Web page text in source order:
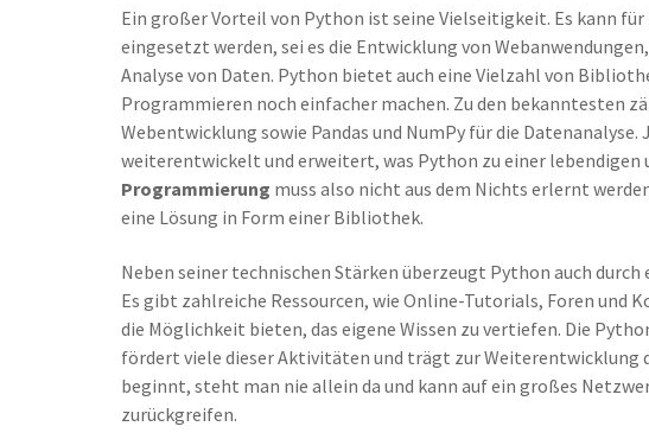
Ein großer Vorteil von Python ist seine Vielseitigkeit. Es kann
eingesetzt werden, sei es die Entwicklung von
Analyse von Daten. Python bietet auch eine Vielzahl von
Programmieren noch einfacher machen. Zu den bekanntesten
Webentwicklung sowie Pandas und NumPy für die
weiterentwickelt und erweitert, was Python zu einer lebendigen
Programmierung muss also nicht aus dem Nichts erlernt
eine Lösung in Form einer Bibliothek.
Neben seiner technischen Stärken überzeugt Python auch
Es gibt zahlreiche Ressourcen, wie Online-Tutorials, Foren und
die Möglichkeit bieten, das eigene Wissen zu vertiefen. Die
fördert viele dieser Aktivitäten und trägt zur Weiterentwicklung
beginnt, steht man nie allein da und kann auf ein großes
zurückgreifen.